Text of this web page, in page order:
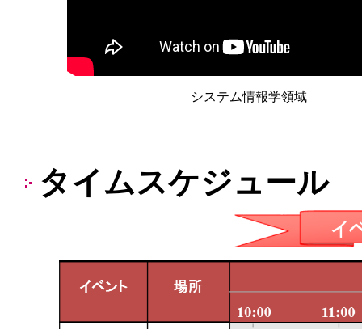
システム情報学領域
タイムスケジュール